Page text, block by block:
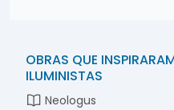
OBRAS QUE
ILUMINISTAS
Neologus